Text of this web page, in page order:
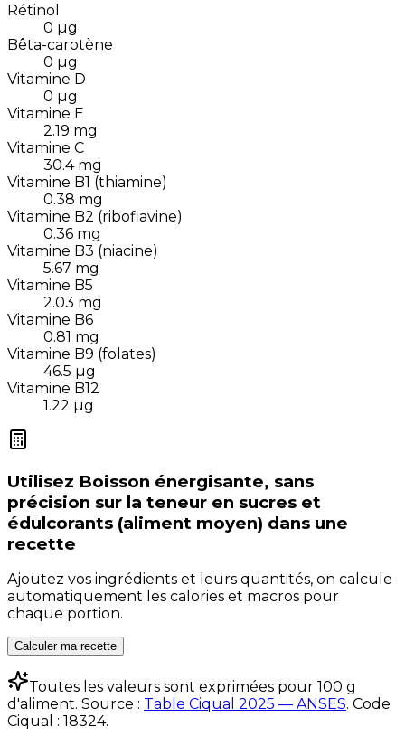
Rétinol
0 µg
Bêta-carotène
0 µg
Vitamine D
0 µg
Vitamine E
2.19 mg
Vitamine C
30.4 mg
Vitamine B1 (thiamine)
0.38 mg
Vitamine B2 (riboflavine)
0.36 mg
Vitamine B3 (niacine)
5.67 mg
Vitamine B5
2.03 mg
Vitamine B6
0.81 mg
Vitamine B9 (folates)
46.5 µg
Vitamine B12
1.22 µg
Utilisez Boisson énergisante, sans
précision sur la teneur en sucres et
édulcorants (aliment moyen) dans une
recette
Ajoutez vos ingrédients et leurs quantités, on calcule
automatiquement les calories et macros pour
chaque portion.
Calculer ma recette
Toutes les valeurs sont exprimées pour 100 g
d'aliment. Source : Table Ciqual 2025 — ANSES. Code
Ciqual : 18324.